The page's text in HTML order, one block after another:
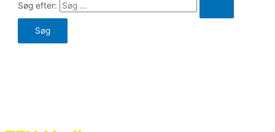
Søg efter: